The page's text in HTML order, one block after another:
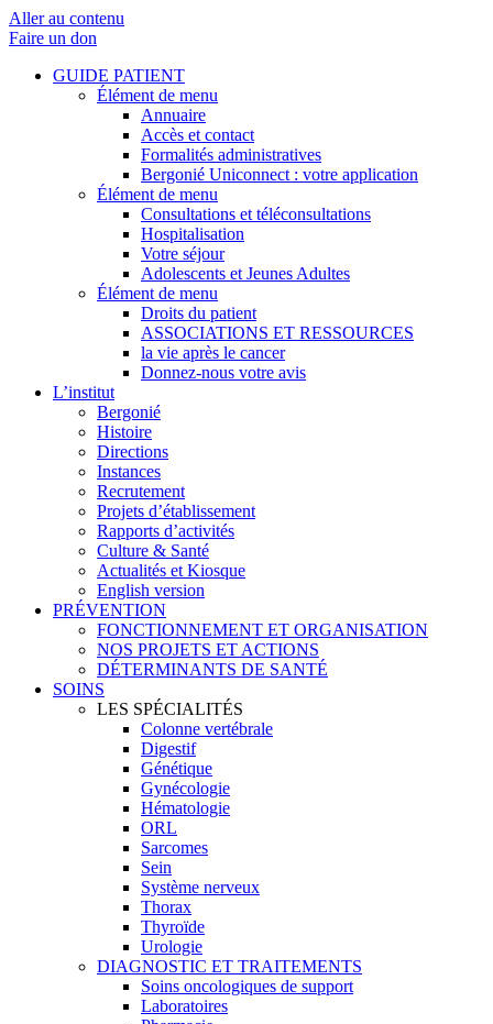
Aller au contenu
Faire un don
GUIDE PATIENT
Élément de menu
Annuaire
Accès et contact
Formalités administratives
Bergonié Uniconnect : votre application
Élément de menu
Consultations et téléconsultations
Hospitalisation
Votre séjour
Adolescents et Jeunes Adultes
Élément de menu
Droits du patient
ASSOCIATIONS ET RESSOURCES
la vie après le cancer
Donnez-nous votre avis
L’institut
Bergonié
Histoire
Directions
Instances
Recrutement
Projets d’établissement
Rapports d’activités
Culture & Santé
Actualités et Kiosque
English version
PRÉVENTION
FONCTIONNEMENT ET ORGANISATION
NOS PROJETS ET ACTIONS
DÉTERMINANTS DE SANTÉ
SOINS
LES SPÉCIALITÉS
Colonne vertébrale
Digestif
Génétique
Gynécologie
Hématologie
ORL
Sarcomes
Sein
Système nerveux
Thorax
Thyroïde
Urologie
DIAGNOSTIC ET TRAITEMENTS
Soins oncologiques de support
Laboratoires